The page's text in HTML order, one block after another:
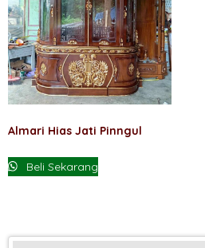
Almari Hias Jati Pinngul
Beli Sekarang